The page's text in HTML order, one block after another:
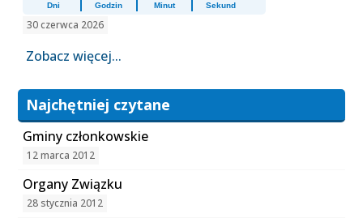
Dni Godzin Minut Sekund
30 czerwca 2026
Zobacz więcej...
Najchętniej czytane
Gminy członkowskie
12 marca 2012
Organy Związku
28 stycznia 2012